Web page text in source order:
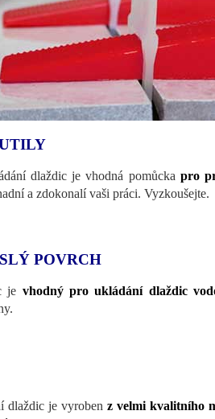
dlaždic je vhodná pomůcka pro
a zdokonalí vaši práci. Vyzkoušejte.
POVRCH
je vhodný pro ukládání dlaždic
dlaždic je vyroben z velmi kvalitního